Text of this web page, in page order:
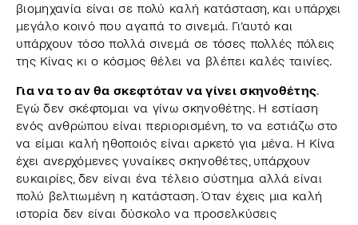
βιομηχανία είναι σε πολύ καλή κατάσταση, και υπάρχει
μεγάλο κοινό που αγαπά το σινεμά. Γι’αυτό και
υπάρχουν τόσο πολλά σινεμά σε τόσες πολλές πόλεις
της Κίνας κι ο κόσμος θέλει να βλέπει καλές ταινίες.
Για να το αν θα σκεφτόταν να γίνει σκηνοθέτης.
Εγώ δεν σκέφτομαι να γίνω σκηνοθέτης. Η εστίαση
ενός ανθρώπου είναι περιορισμένη, το να εστιάζω στο
να είμαι καλή ηθοποιός είναι αρκετό για μένα. Η Κίνα
έχει ανερχόμενες γυναίκες σκηνοθέτες, υπάρχουν
ευκαιρίες, δεν είναι ένα τέλειο σύστημα αλλά είναι
πολύ βελτιωμένη η κατάσταση. Όταν έχεις μια καλή
ιστορία δεν είναι δύσκολο να προσελκύσεις